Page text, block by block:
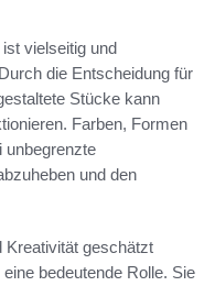
vielseitig und
die Entscheidung für
Stücke kann
Farben, Formen
unbegrenzte
und den
Kreativität geschätzt
bedeutende Rolle. Sie